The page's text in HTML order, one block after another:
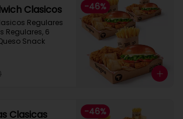
-46%
Clasicos
Regulares
Regulares, 6
Snack
-46%
Clasicas